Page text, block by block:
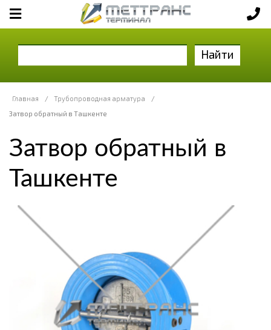
Найти
Главная / Трубопроводная арматура
/
Затвор обратный в Ташкенте
Затвор обратный в
Ташкенте